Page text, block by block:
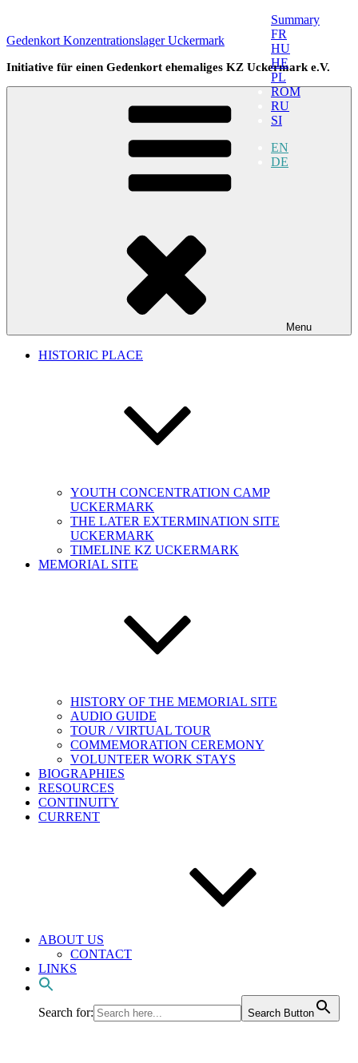
content
Summary
FR
HU
HE
PL
ROM
RU
SI
EN
DE
Gedenkort Konzentrationslager Uckermark
Initiative für einen Gedenkort ehemaliges KZ Uckermark e.V.
Menu
HISTORIC PLACE
YOUTH CONCENTRATION CAMP
UCKERMARK
THE LATER EXTERMINATION SITE
UCKERMARK
TIMELINE KZ UCKERMARK
MEMORIAL SITE
HISTORY OF THE MEMORIAL SITE
AUDIO GUIDE
TOUR / VIRTUAL TOUR
COMMEMORATION CEREMONY
VOLUNTEER WORK STAYS
BIOGRAPHIES
RESOURCES
CONTINUITY
CURRENT
ABOUT US
CONTACT
LINKS
Search for: Search Button